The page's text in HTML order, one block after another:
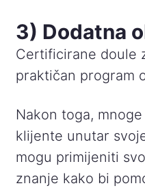
3) Dodatna
Certificirane doule
praktičan program
Nakon toga,
klijente unutar
mogu primijeniti
znanje kako bi